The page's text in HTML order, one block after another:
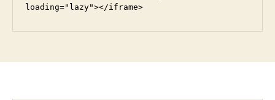
loading="lazy"></iframe>